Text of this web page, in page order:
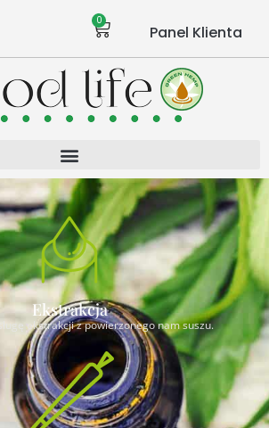
0
Panel Klienta
Ekstrakcja
ekstrakcji z powierzonego nam suszu.